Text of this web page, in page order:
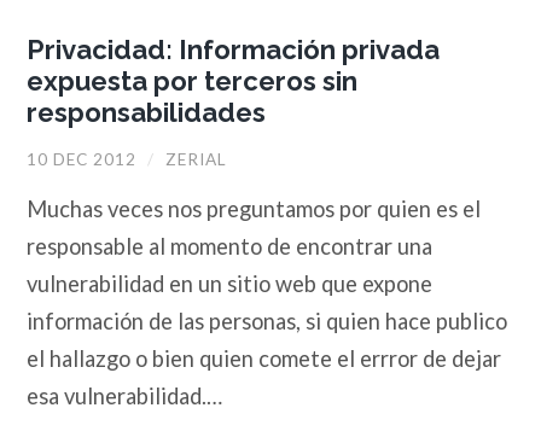
Privacidad: Información privada
expuesta por terceros sin
responsabilidades
10 DEC 2012 / ZERIAL
Muchas veces nos preguntamos por quien es el
responsable al momento de encontrar una
vulnerabilidad en un sitio web que expone
información de las personas, si quien hace publico
el hallazgo o bien quien comete el errror de dejar
esa vulnerabilidad.…